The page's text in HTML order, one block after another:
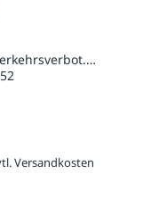
Grüne
Versandkosten